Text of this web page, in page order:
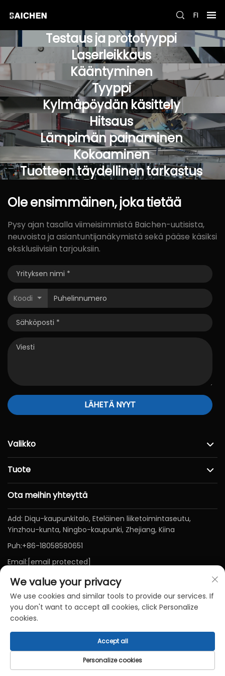
FI
Testausja prototyyppi
Laserleikkaus
Kääntyminen
Tyyppi
Kylmäpöydänkäsittely
Hitsaus
Lämpimän painaminen
Kokoaminen
Tuotteentäydellinentarkastus
Oleensimmäinen,jokatietää
Pysy ajan tasalla viimeisimmistä Baichen-uutisista,
neuvoista ja asiantuntijanäkymistä sekä pääse käsiksi
eksklusiivisiin tarjouksiin.
Koodi
LÄHETÄ NYYT
Valikko
Tuote
Ota meihin yhteyttä
Add: Diqu-kaupunkitalo, Eteläinen liiketoimintaseutu,
Yinzhou-kunta, Ningbo-kaupunki, Zhejiang, Kiina
Puh:+86-18058580651
Email: [email protected]
Copyright © Ningbo Baichen medical Devices Co., LTD.
Kaikki oikeudet pidätetään-Tietosuojakäytäntö
We value your privacy
We use cookies and similar tools to provide our services. If
you don't want to accept all cookies, click Personalize
cookies.
Personalize cookies
Accept all